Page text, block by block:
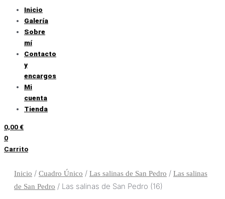
Inicio
Galería
Sobre
mí
Contacto
y
encargos
Mi
cuenta
Tienda
0,00€
0
Carrito
Inicio / Cuadro Único / Las salinas de San Pedro / Las salinas
de San Pedro / Las salinas de San Pedro (16)